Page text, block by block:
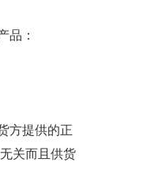
品：
方提供的正
关而且供货